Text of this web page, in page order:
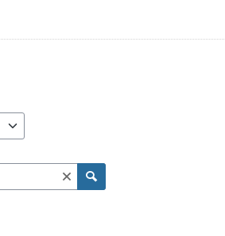
Eingang Ihrer Nachricht bestätigen
Klicken Sie auf "Meldung